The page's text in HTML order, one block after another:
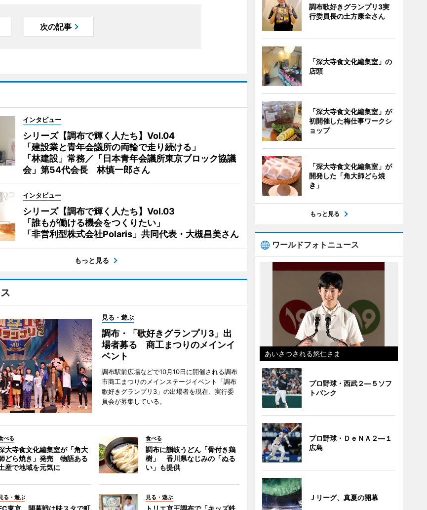
次の記事
インタビュー
シリーズ【調布で輝く人たち】Vol.04
「建設業と青年会議所の両輪で走り続ける」
「林建設」常務／「日本青年会議所東京ブロック協議
会」第54代会長 林慎一郎さん
インタビュー
シリーズ【調布で輝く人たち】Vol.03
「誰もが働ける機会をつくりたい」
「非営利型株式会社Polaris」共同代表・大槻昌美さん
もっと見る
見る・遊ぶ
調布・「歌好きグランプリ3」出
場者募る 商工まつりのメインイ
ベント
調布駅前広場などで10月10日に開催される調布
市商工まつりのメインステージイベント「調布
歌好きグランプリ3」の出場者を現在、実行委
員会が募集している。
べる
大寺食文化編集室が「角大
どら焼き」発売 物語ある
産で地域を元気に
食べる
調布に讃岐うどん「骨付き鶏
樹」 香川県なじみの「ぬる
い」も提供
る・遊ぶ
東京、開幕戦は味スタで町
見る・遊ぶ
トリエ京王調布で「キッズ鉄
調布歌好きグランプリ3実
行委員長の土方康全さん
「深大寺食文化編集室」の
店頭
「深大寺食文化編集室」が
初開催した梅仕事ワークシ
ョップ
「深大寺食文化編集室」が
開発した「角大師どら焼
き」
もっと見る
ワールドフォトニュース
あいさつされる悠仁さま
プロ野球・西武２―５ソフ
トバンク
プロ野球・ＤｅＮＡ２―１
広島
Ｊリーグ、真夏の開幕